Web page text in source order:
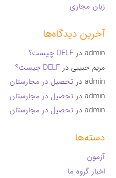
زبان مجاری
آخرین دیدگاه‌ها
admin درDELF چیست؟
مریم حبیبی درDELF چیست؟
admin در تحصیل در مجارستان
admin در تحصیل در مجارستان
admin در تحصیل در مجارستان
دسته‌ها
آزمون
اخبار گروه ما